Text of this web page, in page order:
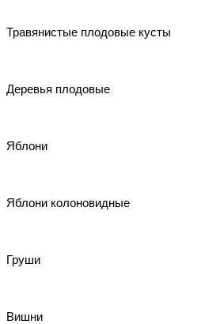
Травянистые плодовые кусты
Деревья плодовые
Яблони
Яблони колоновидные
Груши
Вишни